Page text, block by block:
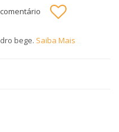
bege. Saiba Mais